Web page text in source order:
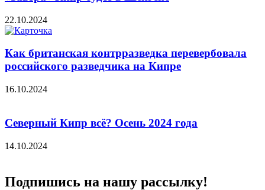
22.10.2024
Как британская контрразведка перевербовала
российского разведчика на Кипре
16.10.2024
Северный Кипр всё? Осень 2024 года
14.10.2024
Подпишись на нашу рассылку!